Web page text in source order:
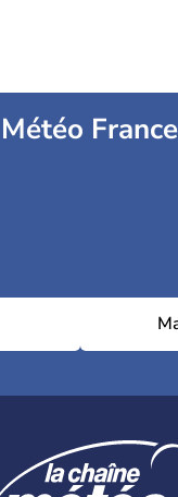
Météo France